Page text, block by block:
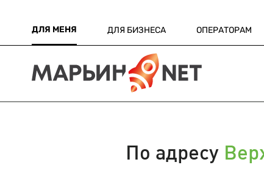
ДЛЯ МЕНЯ ДЛЯ БИЗНЕСА ОПЕРАТОРАМ
По адресу